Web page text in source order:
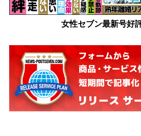
女性セブン最新号好